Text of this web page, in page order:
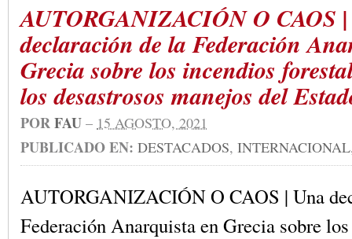
AUTORGANIZACIÓN O CAOS
declaración de la Federación
Grecia sobre los incendios
los desastrosos manejos del
PORFAU – 15 AGOSTO, 2021
PUBLICADO EN: DESTACADOS, INTERNACIONAL
AUTORGANIZACIÓN O CAOS | Una
Federación Anarquista en Grecia sobre